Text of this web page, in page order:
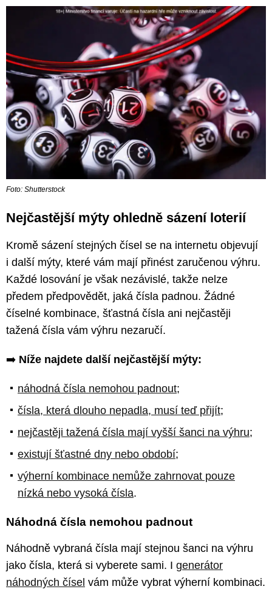
Foto: Shutterstock
Nejčastější mýty ohledně sázení loterií
Kromě sázení stejných čísel se na internetu objevují
i další mýty, které vám mají přinést zaručenou výhru.
Každé losování je však nezávislé, takže nelze
předem předpovědět, jaká čísla padnou. Žádné
číselné kombinace, šťastná čísla ani nejčastěji
tažená čísla vám výhru nezaručí.
➡️ Níže najdete další nejčastější mýty:
náhodná čísla nemohou padnout;
čísla, která dlouho nepadla, musí teď přijít;
nejčastěji tažená čísla mají vyšší šanci na výhru;
existují šťastné dny nebo období;
výherní kombinace nemůže zahrnovat pouze
nízká nebo vysoká čísla.
Náhodná čísla nemohou padnout
Náhodně vybraná čísla mají stejnou šanci na výhru
jako čísla, která si vyberete sami. I generátor
náhodných čísel vám může vybrat výherní kombinaci.